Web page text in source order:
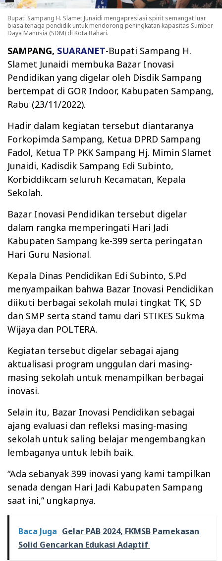
Bupati Sampang H. Slamet Junaidi mengapresiasi spirit semangat luar
biasa tenaga pendidik untuk mendorong peningkatan kapasitas Sumber
Daya Manusia (SDM) di Kota Bahari.
SAMPANG, SUARANET-Bupati Sampang H.
Slamet Junaidi membuka Bazar Inovasi
Pendidikan yang digelar oleh Disdik Sampang
bertempat di GOR Indoor, Kabupaten Sampang,
Rabu (23/11/2022).
Hadir dalam kegiatan tersebut diantaranya
Forkopimda Sampang, Ketua DPRD Sampang
Fadol, Ketua TP PKK Sampang Hj. Mimin Slamet
Junaidi, Kadisdik Sampang Edi Subinto,
Korbiddikcam seluruh Kecamatan, Kepala
Sekolah.
Bazar Inovasi Pendidikan tersebut digelar
dalam rangka memperingati Hari Jadi
Kabupaten Sampang ke-399 serta peringatan
Hari Guru Nasional.
Kepala Dinas Pendidikan Edi Subinto, S.Pd
menyampaikan bahwa Bazar Inovasi Pendidikan
diikuti berbagai sekolah mulai tingkat TK, SD
dan SMP serta stand tamu dari STIKES Sukma
Wijaya dan POLTERA.
Kegiatan tersebut digelar sebagai ajang
aktualisasi program unggulan dari masing-
masing sekolah untuk menampilkan berbagai
inovasi.
Selain itu, Bazar Inovasi Pendidikan sebagai
ajang evaluasi dan refleksi masing-masing
sekolah untuk saling belajar mengembangkan
lembaganya untuk lebih baik.
“Ada sebanyak 399 inovasi yang kami tampilkan
senada dengan Hari Jadi Kabupaten Sampang
saat ini,” ungkapnya.
Baca Juga Gelar PAB 2024, FKMSB Pamekasan
Solid Gencarkan Edukasi Adaptif